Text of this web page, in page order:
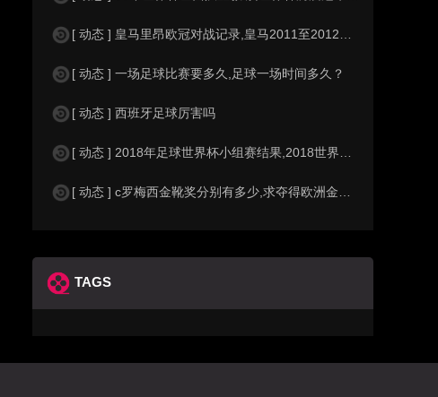
[ 动态 ] 皇马里昂欧冠对战记录,皇马2011至2012欧冠赛程&nbs
[ 动态 ] 一场足球比赛要多久,足球一场时间多久？
[ 动态 ] 西班牙足球厉害吗
[ 动态 ] 2018年足球世界杯小组赛结果,2018世界杯中国进入a组
[ 动态 ] c罗梅西金靴奖分别有多少,求夺得欧洲金靴奖与各大联赛金靴奖最
TAGS